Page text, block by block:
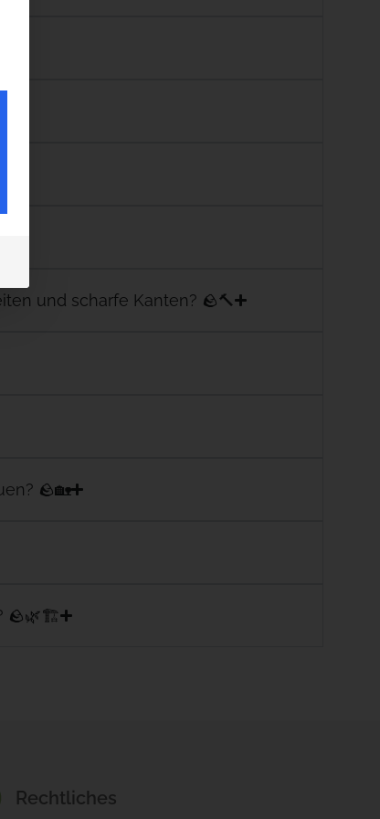
und scharfe Kanten? 🪨🔨
🪨🏡
🪨🌿🏗️
Rechtliches